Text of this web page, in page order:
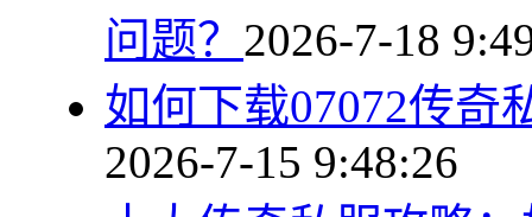
问题？ 2026-7-18
如何下载07072传奇
2026-7-15 9:48:26